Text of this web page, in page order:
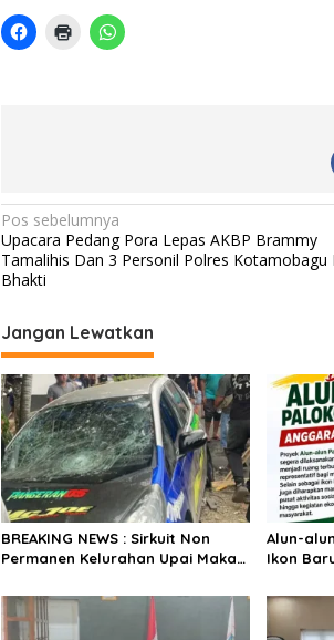
N
a
v
i
g
a
s
i
p
o
s
Pos sebelumnya
Upacara Pedang Pora Lepas AKBP Brammy
Tamalihis Dan 3 Personil Polres Kotamobagu
Bhakti
Jangan Lewatkan
BREAKING NEWS : Sirkuit Non
Permanen Kelurahan Upai Makan
Kendali Tabrak Penonton
Alun-
Ikon